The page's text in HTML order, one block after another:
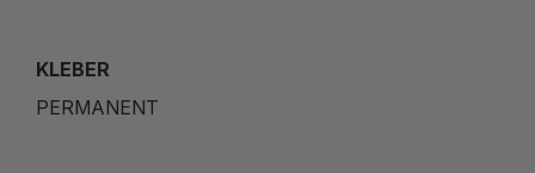
KLEBER
PERMANENT